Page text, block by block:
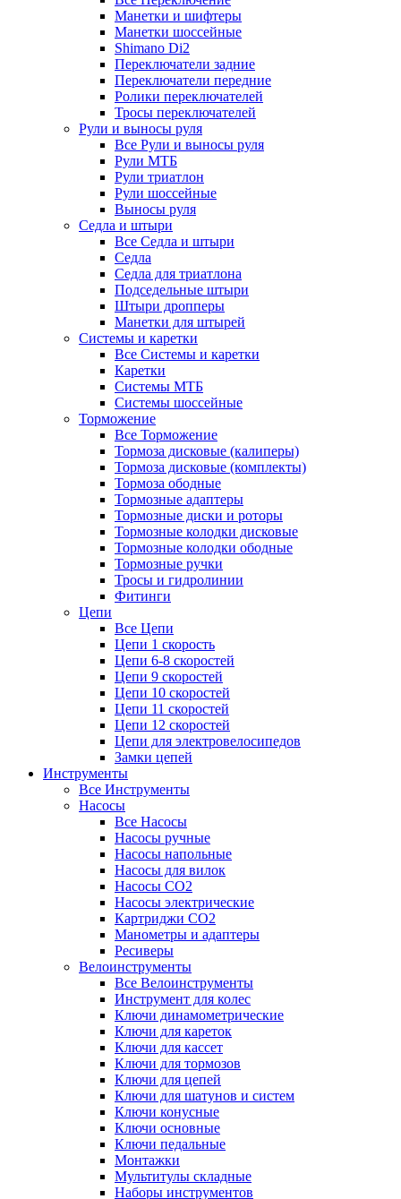
Манетки и шифтеры
Манетки шоссейные
Shimano Di2
Переключатели задние
Переключатели передние
Ролики переключателей
Тросы переключателей
Рули и выносы руля
Все Рули и выносы руля
Рули МТБ
Рули триатлон
Рули шоссейные
Выносы руля
Седла и штыри
Все Седла и штыри
Седла
Седла для триатлона
Подседельные штыри
Штыри дропперы
Манетки для штырей
Системы и каретки
Все Системы и каретки
Каретки
Системы МТБ
Системы шоссейные
Торможение
Все Торможение
Тормоза дисковые (калиперы)
Тормоза дисковые (комплекты)
Тормоза ободные
Тормозные адаптеры
Тормозные диски и роторы
Тормозные колодки дисковые
Тормозные колодки ободные
Тормозные ручки
Тросы и гидролинии
Фитинги
Цепи
Все Цепи
Цепи 1 скорость
Цепи 6-8 скоростей
Цепи 9 скоростей
Цепи 10 скоростей
Цепи 11 скоростей
Цепи 12 скоростей
Цепи для электровелосипедов
Замки цепей
Инструменты
Все Инструменты
Насосы
Все Насосы
Насосы ручные
Насосы напольные
Насосы для вилок
Насосы CO2
Насосы электрические
Картриджи CO2
Манометры и адаптеры
Ресиверы
Велоинструменты
Все Велоинструменты
Инструмент для колес
Ключи динамометрические
Ключи для кареток
Ключи для кассет
Ключи для тормозов
Ключи для цепей
Ключи для шатунов и систем
Ключи конусные
Ключи основные
Ключи педальные
Монтажки
Мультитулы складные
Наборы инструментов